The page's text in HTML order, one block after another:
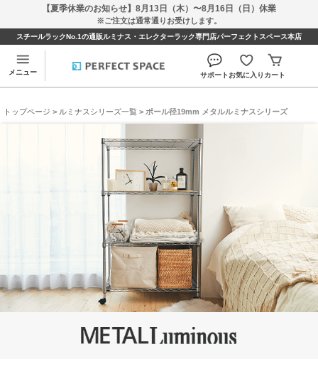
【夏季休業のお知らせ】8月13日（木）〜8月16日（日）休業
※ご注文は通常通りお受けします。
スチールラックNo.1の通販ルミナス・エレクターラック専門店パーフェクトスペース本店
メニュー サポートお気に入り カート
トップページ > ルミナスシリーズ一覧 > ポール径19mm メタルルミナスシリーズ